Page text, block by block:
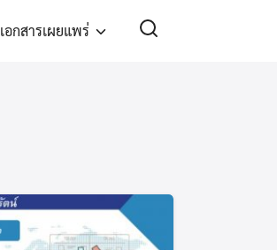
เอกสารเผยแพร่